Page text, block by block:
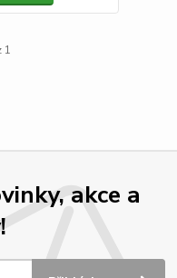
1
akce a